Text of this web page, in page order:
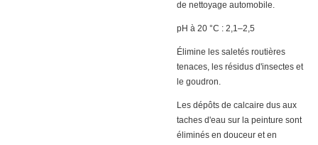
de nettoyage automobile.
pH à 20 °C : 2,1–2,5
Élimine les saletés routières
tenaces, les résidus d'insectes et
le goudron.
Les dépôts de calcaire dus aux
taches d'eau sur la peinture sont
éliminés en douceur et en